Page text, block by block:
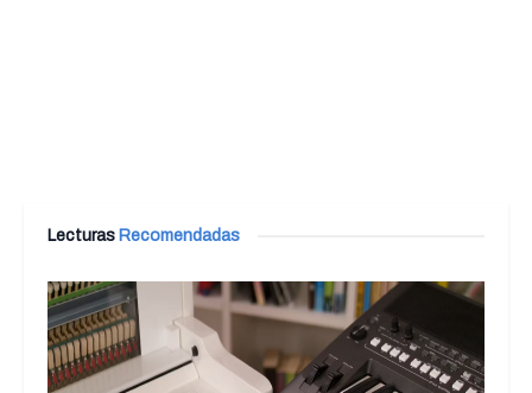
Lecturas Recomendadas